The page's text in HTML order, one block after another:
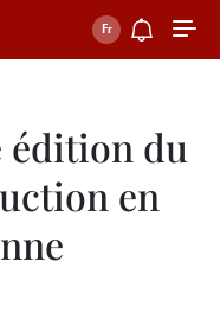
édition du
en